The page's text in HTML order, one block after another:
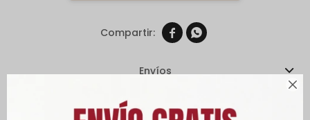

 
Envíos
Cambios y Devoluciones